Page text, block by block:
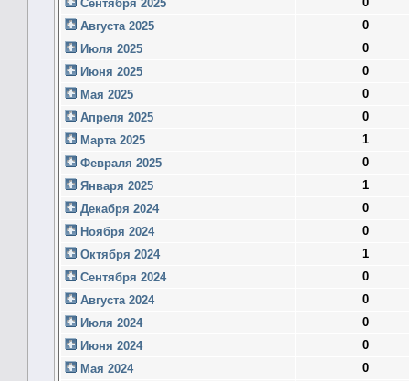
Сентября 2025
Августа 2025
0
Июля 2025
0
Июня 2025
0
Мая 2025
0
Апреля 2025
0
Марта 2025
1
Февраля 2025
0
Января 2025
1
Декабря 2024
0
Ноября 2024
0
Октября 2024
1
Сентября 2024
0
Августа 2024
0
Июля 2024
0
Июня 2024
0
Мая 2024
0